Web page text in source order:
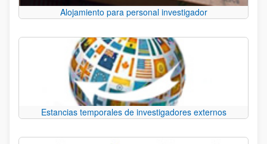
Alojamiento para personal investigador
Estancias temporales de investigadores externos